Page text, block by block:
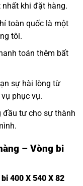
khi đặt hàng.
toàn quốc là một
tôi.
toán thêm bất
sự hài lòng từ
phục vụ.
đầu tư cho sự thành
– Vòng bi
400 X 540 X 82